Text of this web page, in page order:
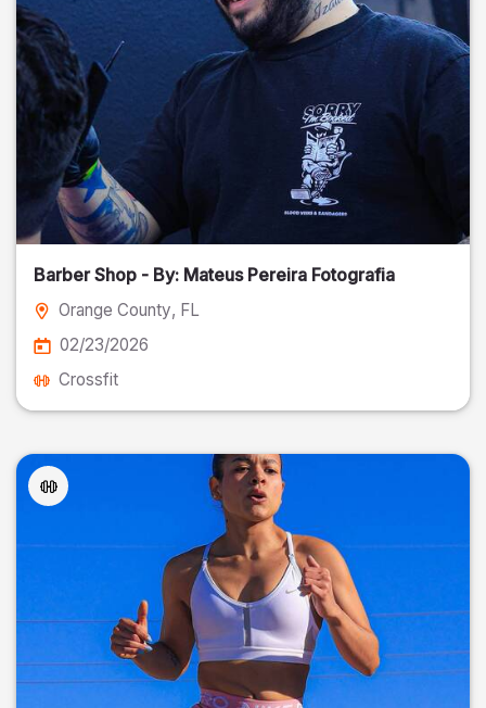
Barber Shop - By: Mateus Pereira Fotografia
Orange County, FL
02/23/2026
Crossfit